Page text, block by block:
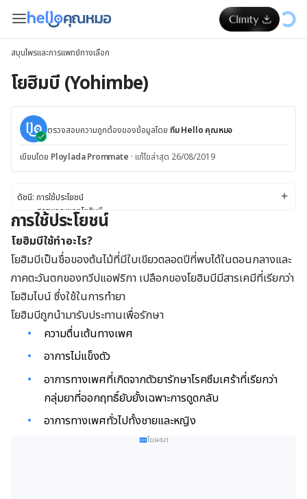
สมุนไพรและการแพทย์ทางเลือก
โยฮิมบี (Yohimbe)
ตรวจสอบความถูกต้องของข้อมูลโดย ทีม Hello คุณหมอ
เขียนโดย Ploylada Prommate · แก้ไขล่าสุด 26/08/2019
ดัชนี: การใช้ประโยชน์
สรรพคุณของโยฮิมบี
ข้อควรระวังและคำเตือน
โยฮิมบีมีความปลอดภัยเพียงใด
ข้อควรระวังและคำเตือนพิเศษ
ผลข้างเคียง
ปฏิกิริยาระหว่างยา
ขนาดการใช้
โยฮิมบีมีจำหน่ายในรูปแบบใด:
การใช้ประโยชน์
โยฮิมบีใช้ทำอะไร?
โยฮิมบีเป็นชื่อของต้นไม้ที่มีใบเขียวตลอดปีที่พบได้ในตอนกลางและ
ภาคตะวันตกของทวีปแอฟริกา เปลือกของโยฮิมบีมีสารเคมีที่เรียกว่า
โยฮิมไบน์ ซึ่งใช้ในการทำยา
โยฮิมบีถูกนำมารับประทานเพื่อรักษา
ความตื่นเต้นทางเพศ
อาการไม่แข็งตัว
อาการทางเพศที่เกิดจากตัวยารักษาโรคซึมเศร้าที่เรียกว่า
กลุ่มยาที่ออกฤทธิ์ยับยั้งเฉพาะการดูดกลับ
อาการทางเพศทั่วไปทั้งชายและหญิง
โฆษณา